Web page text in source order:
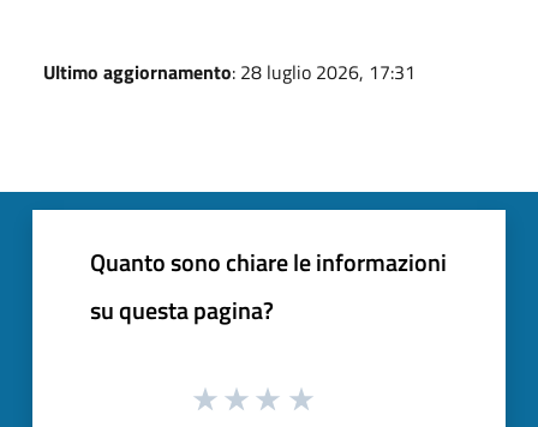
Ultimo aggiornamento: 28 luglio 2026, 17:31
Quanto sono chiare le informazioni
su questa pagina?